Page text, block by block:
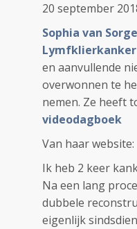
20 september
Sophia van
Lymfklierkanker
en aanvullende
overwonnen te
nemen. Ze heeft
videodagboek
Van haar website:
Ik heb 2 keer
Na een lang
dubbele
eigenlijk